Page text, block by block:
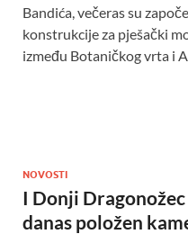
Bandića, večeras su
konstrukcije za pješački
između Botaničkog vrta i
NOVOSTI
I Donji
danas položen